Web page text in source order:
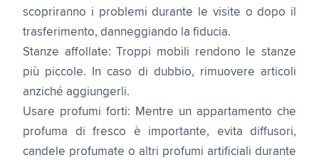
scopriranno i problemi durante le visite o dopo il
trasferimento, danneggiando la fiducia.
Stanze affollate: Troppi mobili rendono le stanze
più piccole. In caso di dubbio, rimuovere articoli
anziché aggiungerli.
Usare profumi forti: Mentre un appartamento che
profuma di fresco è importante, evita diffusori,
candele profumate o altri profumi artificiali durante